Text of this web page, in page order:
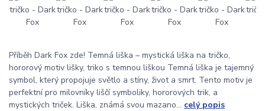
Příběh Dark Fox zde! Temná liška – mystická liška na tričko,
hororový motiv lišky, triko s temnou liškou Temná liška je tajemný
symbol, který propojuje světlo a stíny, život a smrt. Tento motiv je
perfektní pro milovníky liščí symboliky, hororových trik, a
mystických triček. Liška, známá svou mazano... celý popis